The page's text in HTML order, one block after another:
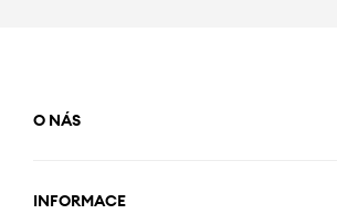
O NÁS
INFORMACE